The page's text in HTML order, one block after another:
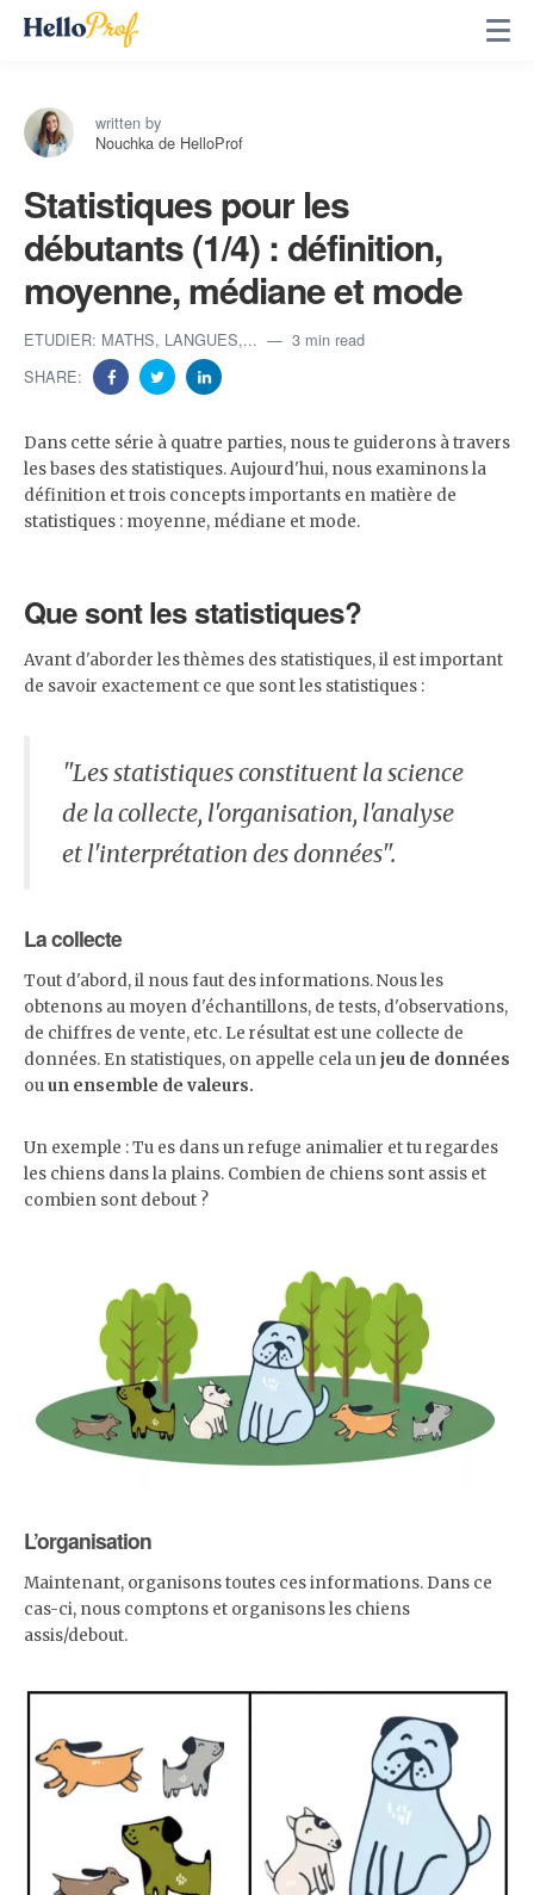
written by
Nouchka de HelloProf
Statistiques pour les
débutants (1/4) : définition,
moyenne, médiane et mode
ETUDIER: MATHS, LANGUES,...
3 min read
SHARE:
Dans cette série à quatre parties, nous te guiderons à travers
les bases des statistiques. Aujourd'hui, nous examinons la
définition et trois concepts importants en matière de
statistiques : moyenne, médiane et mode.
Que sont les statistiques?
Avant d'aborder les thèmes des statistiques, il est important
de savoir exactement ce que sont les statistiques :
"Les statistiques constituent la science
de la collecte, l'organisation, l'analyse
et l'interprétation des données".
La collecte
Tout d'abord, il nous faut des informations. Nous les
obtenons au moyen d'échantillons, de tests, d'observations,
de chiffres de vente, etc. Le résultat est une collecte de
données. En statistiques, on appelle cela unjeu de données
ouun ensemble de valeurs.
Un exemple : Tu es dans un refuge animalier et tu regardes
les chiens dans la plains. Combien de chiens sont assis et
combien sont debout ?
L’organisation
Maintenant, organisons toutes ces informations. Dans ce
cas-ci, nous comptons et organisons les chiens
assis/debout.